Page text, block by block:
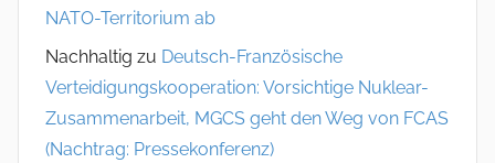
NATO-Territorium ab
Nachhaltig zu Deutsch-Französische
Verteidigungskooperation: Vorsichtige Nuklear-
Zusammenarbeit, MGCS geht den Weg von FCAS
(Nachtrag: Pressekonferenz)